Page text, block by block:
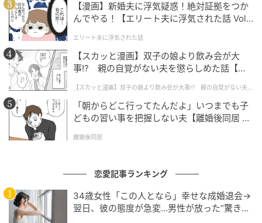
※ベビーカレンダーが独自に実施したアンケートで集
めた読者様の体験談をもとに記事化しています
ベビーカレンダー編集部
元記事で読む
クリエイター情報
ベビーカレンダー
索、おでかけ情報、離乳食レシピまで。月間利用者1
作品をもっとみる
【漫画】新婚夫に浮気疑惑！絶対証拠をつか
んでやる！【エリート夫に浮気された話 Vol.
エリート夫に浮気された話
【スカッと漫画】双子の娘より飲み会が大
事!? 親の自覚がない夫を懲らしめた話【第1
【スカッと漫画】双子の娘より飲み会が大事!? 親の自覚がない夫を
懲らしめた話
「朝からどこ行ってたんだよ」いつまでも子
どもの習い事を把握しない夫【離婚後同居 Vo
離婚後同居
恋愛記事ランキング
34歳女性「この人となら」幸せな成婚退会→
翌日、彼の態度が急変…男性が放った“驚きの